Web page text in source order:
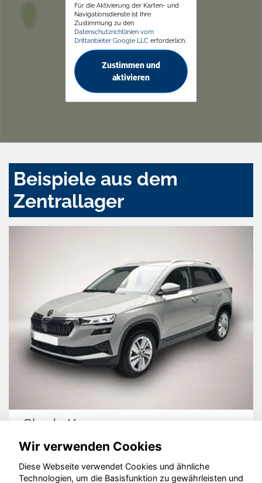
Für die Aktivierung der Karten- und
Navigationsdienste ist Ihre
Zustimmung zu den
Datenschutzrichtlinien vom
Drittanbieter Google LLC erforderlich.
Zustimmen und
aktivieren
Beispiele aus dem
Zentrallager
Skoda Karoq
Wir verwenden Cookies
Diese Webseite verwendet Cookies und ähnliche
Technologien, um die Basisfunktion zu gewährleisten und